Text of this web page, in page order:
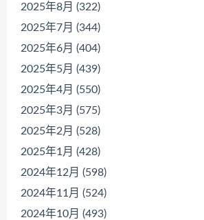
2025年8月 (322)
2025年7月 (344)
2025年6月 (404)
2025年5月 (439)
2025年4月 (550)
2025年3月 (575)
2025年2月 (528)
2025年1月 (428)
2024年12月 (598)
2024年11月 (524)
2024年10月 (493)